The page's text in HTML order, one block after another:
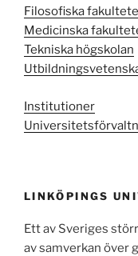
Filosofiska
Medicinska
Tekniska högskolan
Institutioner
LINKÖPINGS
Ett av Sveriges
av samverkan över